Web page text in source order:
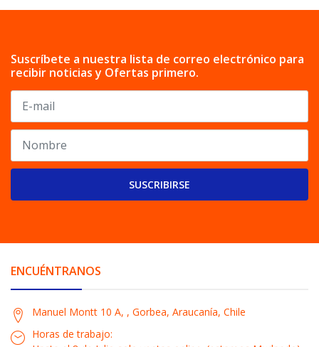
Suscríbete a nuestra lista de correo electrónico para
recibir noticias y Ofertas primero.
SUSCRIBIRSE
ENCUÉNTRANOS
Manuel Montt 10 A, , Gorbea, Araucanía, Chile
Horas de trabajo: